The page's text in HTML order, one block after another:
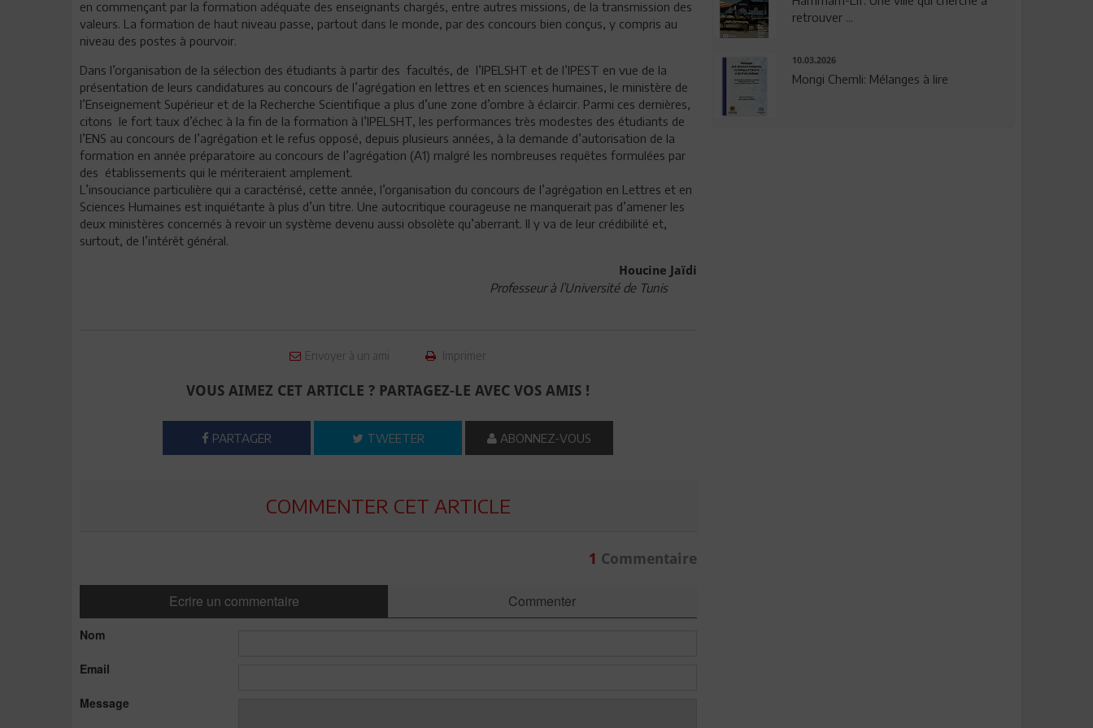
en commençant par la formation adéquate des enseignants chargés, entre autres missions, de la transmission des
valeurs. La formation de haut niveau passe, partout dans le monde, par des concours bien conçus, y compris au
niveau des postes à pourvoir.
Dans l’organisation de la sélection des étudiants à partir des facultés, de l’IPELSHT et de l’IPEST en vue de la
présentation de leurs candidatures au concours de l’agrégation en lettres et en sciences humaines, le ministère de
l’Enseignement Supérieur et de la Recherche Scientifique a plus d’une zone d’ombre à éclaircir. Parmi ces dernières,
citons le fort taux d’échec à la fin de la formation à l’IPELSHT, les performances très modestes des étudiants de
l’ENS au concours de l’agrégation et le refus opposé, depuis plusieurs années, à la demande d’autorisation de la
formation en année préparatoire au concours de l’agrégation (A1) malgré les nombreuses requêtes formulées par
des établissements qui le mériteraient amplement.
L’insouciance particulière qui a caractérisé, cette année, l’organisation du concours de l’agrégation en Lettres et en
Sciences Humaines est inquiétante à plus d’un titre. Une autocritique courageuse ne manquerait pas d’amener les
deux ministères concernés à revoir un système devenu aussi obsolète qu’aberrant. Il y va de leur crédibilité et,
surtout, de l’intérêt général.
Houcine Jaïdi
Professeur à l’Université de Tunis
Envoyer à un ami Imprimer
VOUS AIMEZ CET ARTICLE ? PARTAGEZ-LE AVEC VOS AMIS !
PARTAGER TWEETER ABONNEZ-VOUS
COMMENTER CET ARTICLE
1 Commentaire
Ecrire un commentaire Commenter
Nom
Email
Message
retrouver ...
10.03.2026
Mongi Chemli: Mélanges à lire